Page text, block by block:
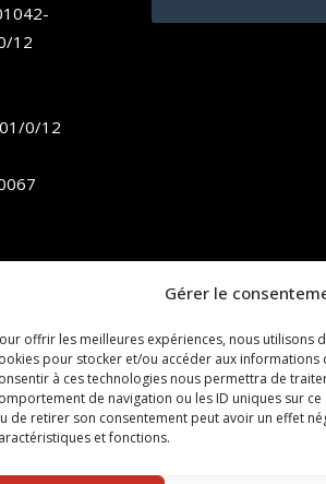
Gérer le
offrir les meilleures expériences, nous utilisons
pour stocker et/ou accéder aux informations
à ces technologies nous permettra de
de navigation ou les ID uniques sur
de retirer son consentement peut avoir un effet
et fonctions.
12
0/12